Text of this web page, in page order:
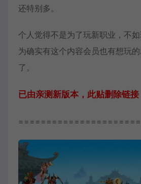
还特别多。
个人觉得不是为了玩新职业，不
为确实有这个内容会员也有想玩
了。
已由亲测新版本，此贴删除链接